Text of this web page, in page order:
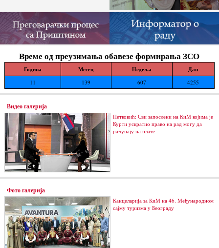
Време од преузимања обавезе формирања ЗСО
Година Месец Недеља Дан
11 139 607 4255
Видео галерија
Петковић: Сви запослени на КиМ којима је
Курти ускратио право на рад могу да
рачунају на плате
Фото галерија
Канцеларија за КиМ на 46. Међународном
сајму туризма у Београду